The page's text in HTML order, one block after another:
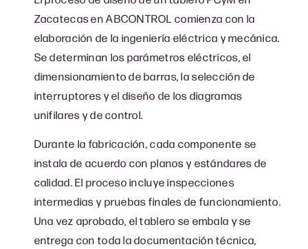
Zacatecas en ABCONTROL comienza con la
elaboración de la ingeniería eléctrica y mecánica.
Se determinan los parámetros eléctricos, el
dimensionamiento de barras, la selección de
interruptores y el diseño de los diagramas
unifilares y de control.
Durante la fabricación, cada componente se
instala de acuerdo con planos y estándares de
calidad. El proceso incluye inspecciones
intermedias y pruebas finales de funcionamiento.
Una vez aprobado, el tablero se embala y se
entrega con toda la documentación técnica,